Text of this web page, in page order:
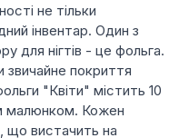
не тільки
інвентар. Один з
для нігтів - це фольга.
звичайне покриття
"Квіти" містить 10
малюнком. Кожен
що вистачить на